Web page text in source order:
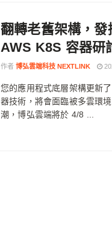
翻轉老舊架構，
AWS K8S 容器研
作者 博弘雲端科技 NEXTLINK
您的應用程式底層架構更新
器技術，將會面臨被多雲環
潮，博弘雲端將於 4/8 ...